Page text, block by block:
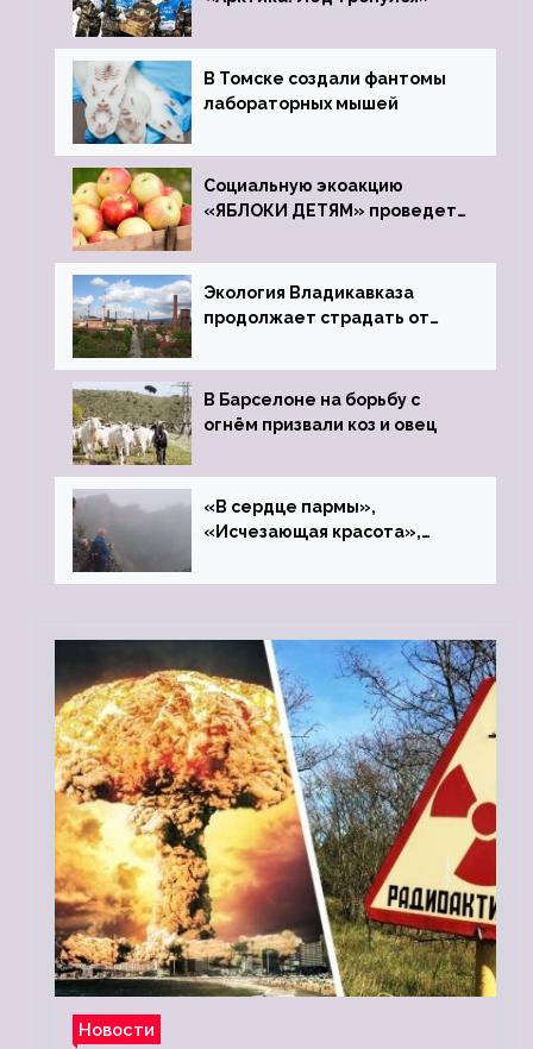
В Томске создали фантомы
лабораторных мышей
Социальную экоакцию
«ЯБЛОКИ ДЕТЯМ» проведет
Экология Владикавказа
продолжает страдать от
В Барселоне на борьбу с
огнём призвали коз и овец
«В сердце пармы»,
«Исчезающая красота»,
Новости